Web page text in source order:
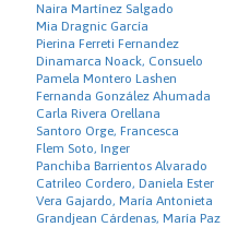
Naira Martínez Salgado
Mia Dragnic García
Pierina Ferreti Fernandez
Dinamarca Noack, Consuelo
Pamela Montero Lashen
Fernanda González Ahumada
Carla Rivera Orellana
Santoro Orge, Francesca
Flem Soto, Inger
Panchiba Barrientos Alvarado
Catrileo Cordero, Daniela Ester
Vera Gajardo, María Antonieta
Grandjean Cárdenas, María Paz